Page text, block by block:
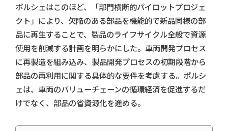
ポルシェはこのほど、「部門横断的パイロットプロジェ
クト」により、欠陥のある部品を機能的で新品同様の部
品に再生することで、製品のライフサイクル全般で資源
使用を削減する計画を明らかにした。車両開発プロセス
に再製造を組み込み、製品開発プロセスの初期段階から
部品の再利用に関する具体的な要件を考慮する。ポルシ
ェは、車両のバリューチェーンの循環経済を促進するだ
けでなく、部品の省資源化を進める。